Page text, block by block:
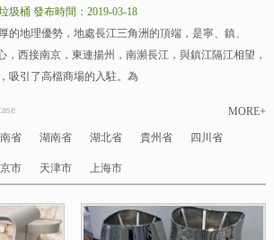
圾桶 發布時間：2019-03-18
地理優勢，地處長江三角洲的頂端，是寧、鎮、
，西接南京，東連揚州，南瀕長江，與鎮江隔江相望，
吸引了高檔商場的入駐。為
MORE+
省 湖南省 湖北省 貴州省 四川省
市 天津市 上海市